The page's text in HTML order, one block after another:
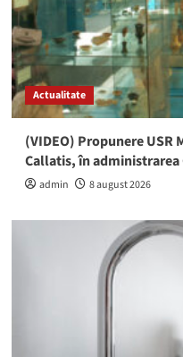
Actualitate
(VIDEO) Propunere USR
Callatis, în
admin 8 august 2026